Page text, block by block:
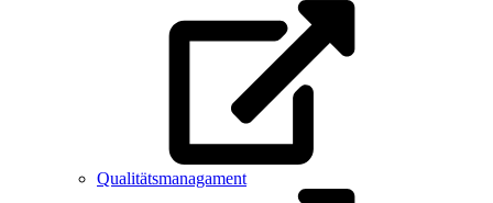
Qualitätsmanagament